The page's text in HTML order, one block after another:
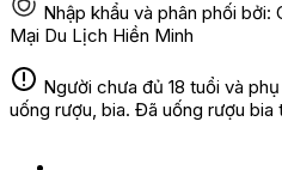
Nhập khẩu và phân phối
Mại Du Lịch Hiền Minh
Người chưa đủ 18 tuổi và
uống rượu, bia. Đã uống rượu bia